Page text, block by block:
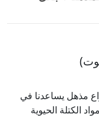
مذهل يساعدنا في
الكتلة الحيوية